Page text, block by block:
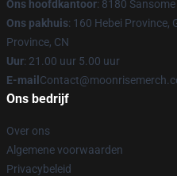
Ons hoofdkantoor: 8180
Ons pakhuis: 160 Hebei Province,
Province, CN
Uur: 21.00 uur 5.00 uur
E-mail
Ons bedrijf
Over ons
Algemene voorwaarden
Privacybeleid